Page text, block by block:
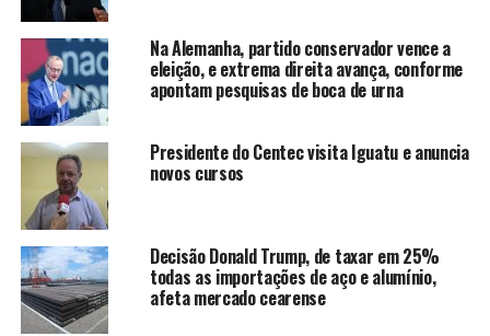
redacao
Na Alemanha, partido conservador vence a
eleição, e extrema direita avança, conforme
apontam pesquisas de boca de urna
Presidente do Centec visita Iguatu e anuncia
novos cursos
Decisão Donald Trump, de taxar em 25%
todas as importações de aço e alumínio,
afeta mercado cearense